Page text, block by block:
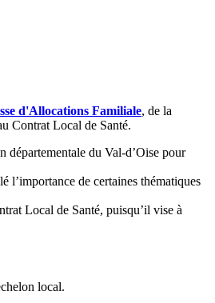
d'Allocations Familiale, de la
Contrat Local de Santé.
départementale du Val-d’Oise pour
l’importance de certaines thématiques
Local de Santé, puisqu’il vise à
local.